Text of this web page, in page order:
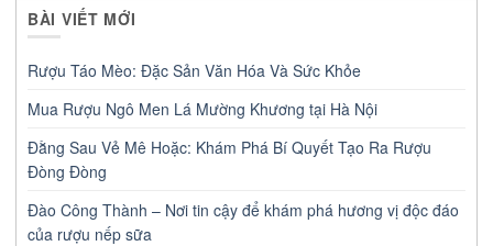
BÀI VIẾT MỚI
Rượu Táo Mèo: Đặc Sản Văn Hóa Và Sức Khỏe
Mua Rượu Ngô Men Lá Mường Khương tại Hà Nội
Đằng Sau Vẻ Mê Hoặc: Khám Phá Bí Quyết Tạo Ra Rượu
Đòng Đòng
Đào Công Thành – Nơi tin cậy để khám phá hương vị độc đáo
của rượu nếp sữa